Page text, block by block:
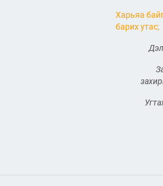
2026/06/29
БОЛОН
САЙД
Харьяа
барих утас;